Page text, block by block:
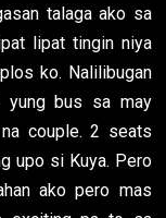
talaga ako sa
lipat tingin niya
ko. Nalilibugan
yung bus sa may
couple. 2 seats
upo si Kuya. Pero
ako pero mas